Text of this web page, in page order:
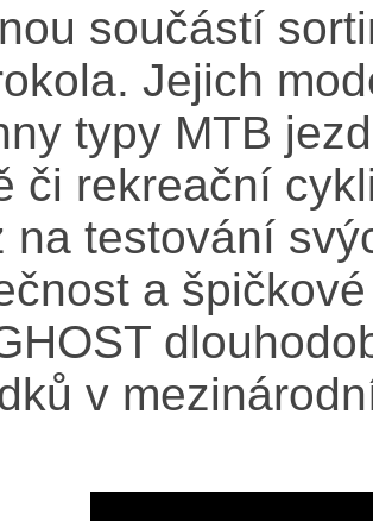
součástí
Jejich
typy MTB
či rekreační
na testování
a
v